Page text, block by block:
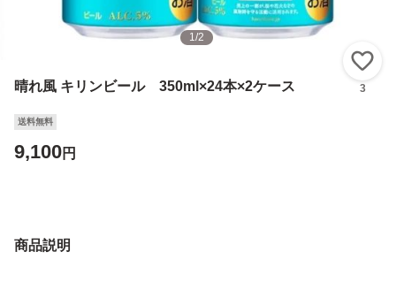
1/2
晴れ風 キリンビール 350ml×24本×2ケース 3
送料無料
9,100円
商品説明